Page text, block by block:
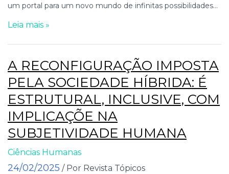
um portal para um novo mundo de infinitas possibilidades...
Leia mais »
A RECONFIGURAÇÃO IMPOSTA
PELA SOCIEDADE HÍBRIDA: É
ESTRUTURAL, INCLUSIVE, COM
IMPLICAÇÕE NA
SUBJETIVIDADE HUMANA
Ciências Humanas
24/02/2025 / Por Revista Tópicos